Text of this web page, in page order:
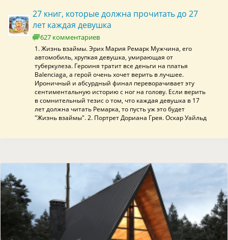
27 книг, которые должна прочитать до 27
лет каждая девушка
627 комментариев
1. Жизнь взаймы. Эрих Мария Ремарк Мужчина, его
автомобиль, хрупкая девушка, умирающая от
туберкулеза. Героиня тратит все деньги на платья
Balenciaga, а герой очень хочет верить в лучшее.
Ироничный и абсурдный финал переворачивает эту
сентиментальную историю с ног на голову. Если верить
в сомнительный тезис о том, что каждая девушка в 17
лет должна читать Ремарка, то пусть уж это будет
"Жизнь взаймы". 2. Портрет Дориана Грея. Оскар Уайльд